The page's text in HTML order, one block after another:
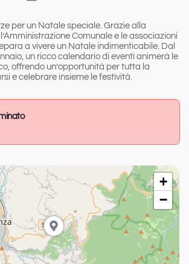
per un Natale speciale. Grazie alla
Comunale e le associazioni
a vivere un Natale indimenticabile. Dal
, un ricco calendario di eventi animerà le
offrendo un’opportunità per tutta la
e celebrare insieme le festività.
+
−